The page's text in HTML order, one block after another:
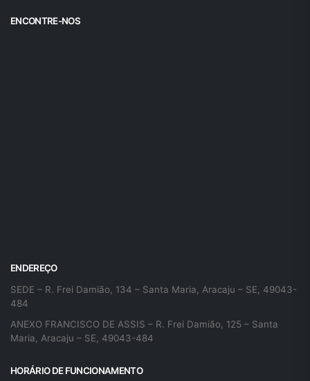
ENCONTRE-NOS
ENDEREÇO
SEDE – R. Frei Damião, 134 – Santa Maria, Aracaju – SE, 49043-
484
ANEXO FRANCISCO DE ASSIS – R. Frei Damião, 125 – Santa
Maria, Aracaju – SE, 49043-484
HORÁRIO DE FUNCIONAMENTO